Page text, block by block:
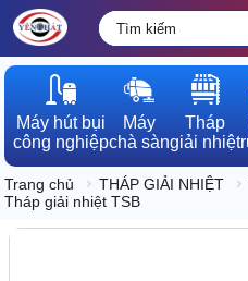
Máy hút bụi
công nghiệp
Máy
chà sàn
Tháp
giải nhiệt
Trang chủ THÁP GIẢI NHIỆT
Tháp giải nhiệt TSB